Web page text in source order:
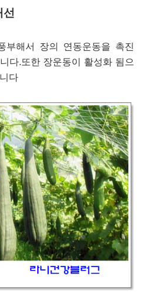
부해서 장의 연동운동을 촉진
다.또한 장운동이 활성화 됨으
다